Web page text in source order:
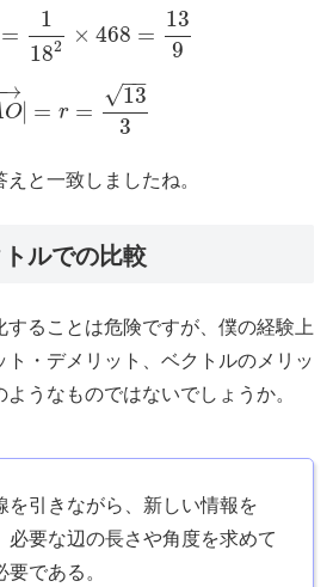
=
1
182 × 468 =
13
9
O| = r =
13
−−
√
3
と一致しましたね。
ルでの比較
することは危険ですが、僕の経験上
・デメリット、ベクトルのメリッ
うなものではないでしょうか。
を引きながら、新しい情報を
必要な辺の長さや角度を求めて
である。